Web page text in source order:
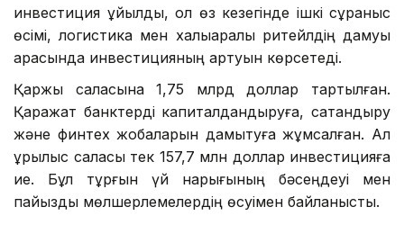
инвестиция құйылды, ол өз кезегінде ішкі сұраныс
өсімі, логистика мен халықаралық ритейлдің дамуы
арқасында инвестицияның артуын көрсетеді.
Қаржы саласына 1,75 млрд доллар тартылған.
Қаражат банктерді капиталдандыруға, сақтандыру
және финтех жобаларын дамытуға жұмсалған. Ал
құрылыс саласы тек 157,7 млн доллар инвестицияға
ие. Бұл тұрғын үй нарығының бәсеңдеуі мен
пайыздық мөлшерлемелердің өсуімен байланысты.